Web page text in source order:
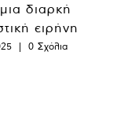
διαρκή
ειρήνη
| 0 Σχόλια